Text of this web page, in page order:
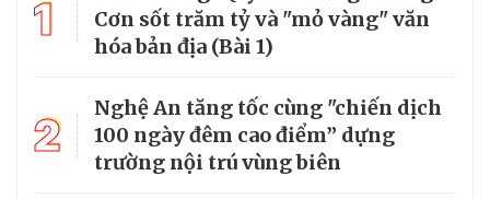
1
Cơn sốt trăm tỷ và "mỏ vàng" văn
hóa bản địa (Bài 1)
2
Nghệ An tăng tốc cùng "chiến dịch
100 ngày đêm cao điểm” dựng
trường nội trú vùng biên